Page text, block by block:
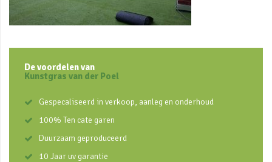
De voordelen van
Kunstgras van der Poel
Gespecaliseerd in verkoop, aanleg en onderhoud
100% Ten cate garen
Duurzaam geproduceerd
10 Jaar uv garantie